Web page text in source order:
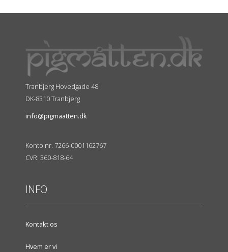
Tranbjerg Hovedgade 48
DK-8310 Tranbjerg
info@pigmaatten.dk
Konto nr. 7266-0001162767
CVR: 360-818-64
INFO
Kontakt os
Hvem er vi